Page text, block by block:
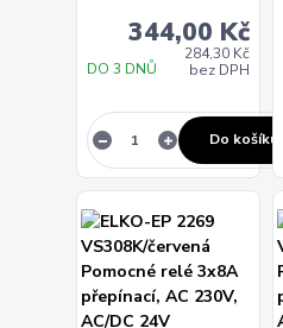
344,00 Kč
284,30 Kč
bez DPH
DO 3 DNŮ
Do košíku